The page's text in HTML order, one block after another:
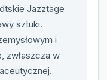
Jazztage
sztuki.
i
zwłaszcza w